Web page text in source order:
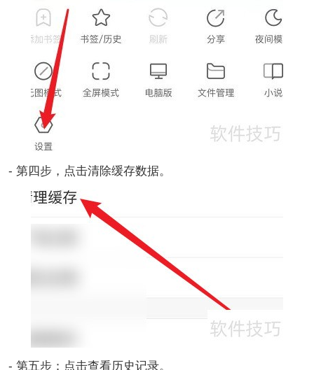
- 第四步，点击清除缓存数据。
- 第五步：点击查看历史记录。